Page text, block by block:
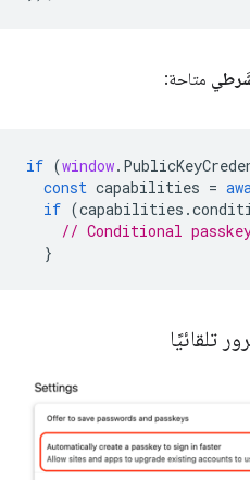
متاحة:
if (window.
const capabilities =
if (capabilities .
// Conditional
}
تلقائيًا